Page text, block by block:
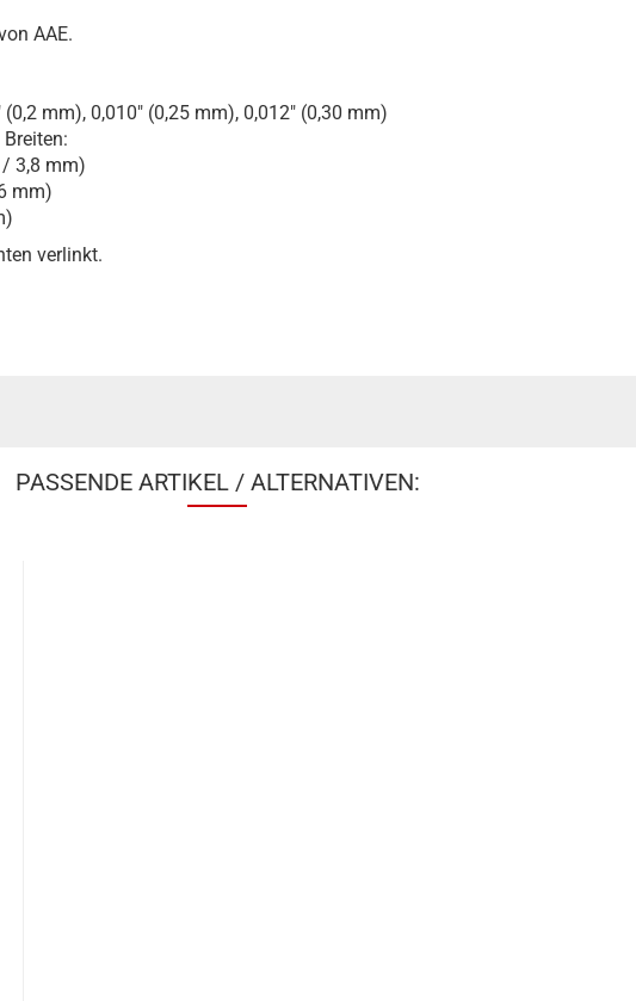
AAE.
mm), 0,010" (0,25 mm), 0,012" (0,30 mm)
/ 3,8 mm)
mm)
verlinkt.
PASSENDE ARTIKEL / ALTERNATIVEN: